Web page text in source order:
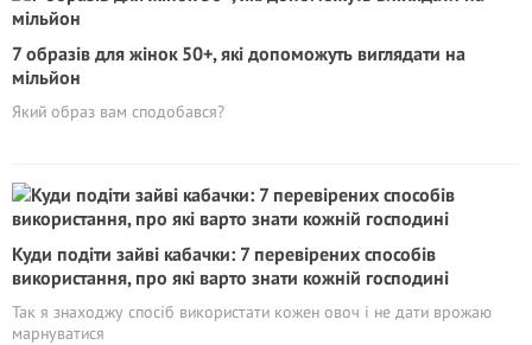
7 образів для жінок 50+, які допоможуть виглядати на
мільйoн
Який образ вам сподобався?
Куди подіти зайві кабачки: 7 перевірених способів
використання, про які варто знати кожній господині
Так я знаходжу спосіб використати кожен овоч і не дати врожаю
марнуватися